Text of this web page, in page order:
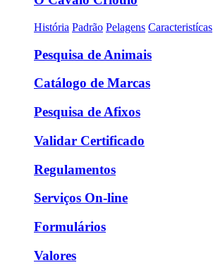
História Padrão Pelagens Caracteristícas
Pesquisa de Animais
Catálogo de Marcas
Pesquisa de Afixos
Validar Certificado
Regulamentos
Serviços On-line
Formulários
Valores